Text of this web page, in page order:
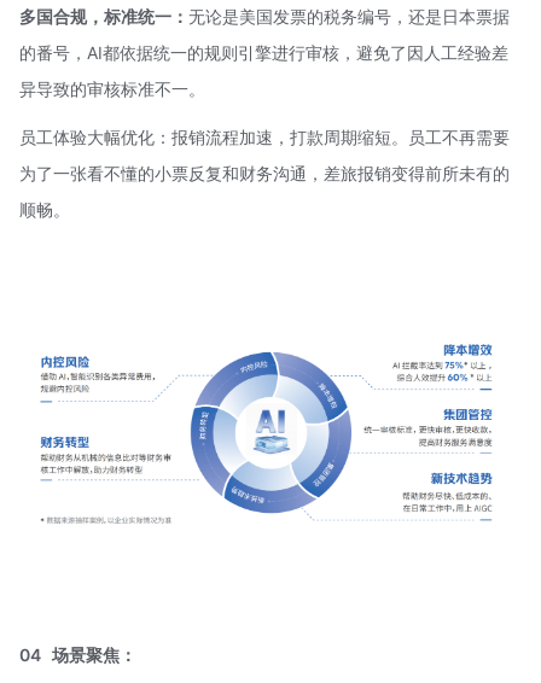
多国合规，标准统一： 无论是美国发票的税务编号，还是日本票据
的番号，AI都依据统一的规则引擎进行审核，避免了因人工经验差
异导致的审核标准不一。
员工体验大幅优化：报销流程加速，打款周期缩短。员工不再需要
为了一张看不懂的小票反复和财务沟通，差旅报销变得前所未有的
顺畅。
04 场景聚焦：